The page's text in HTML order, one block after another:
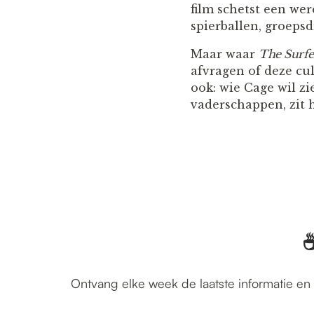
film schetst een
spierballen,
Maar waar The
afvragen of deze
ook: wie Cage wil
vaderschappen, zit
Ontvang elke week de laatste informatie